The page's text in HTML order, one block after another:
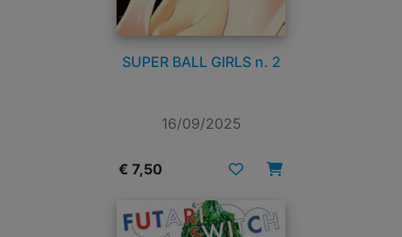
SUPER BALL GIRLS n. 2
16/09/2025
€ 7,50